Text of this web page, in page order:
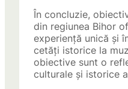
În concluzie,
din regiunea Bihor
experiență unică și
cetăți istorice la
obiective sunt o
culturale și istorice